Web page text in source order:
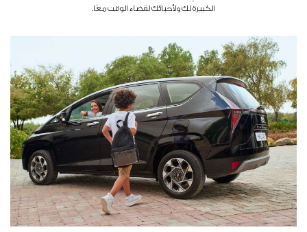
الكبيرة لك ولأحبائك لقضاء الوقت معًا.